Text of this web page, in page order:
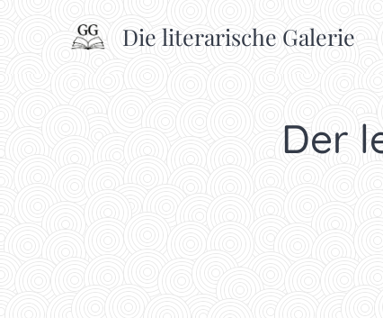
Die literarische Galerie
Der